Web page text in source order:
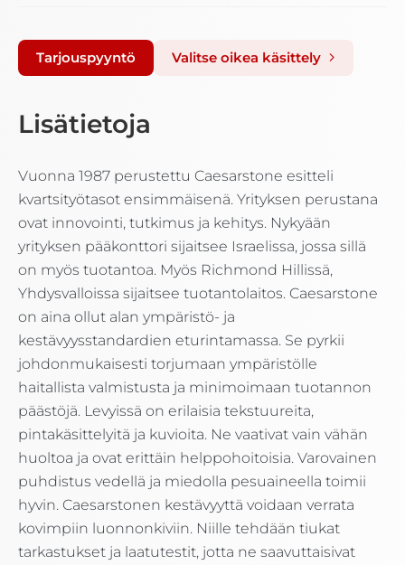
Tarjouspyyntö Valitse oikea käsittely
Lisätietoja
Vuonna 1987 perustettu Caesarstone esitteli
kvartsityötasot ensimmäisenä. Yrityksen perustana
ovat innovointi, tutkimus ja kehitys. Nykyään
yrityksen pääkonttori sijaitsee Israelissa, jossa sillä
on myös tuotantoa. Myös Richmond Hillissä,
Yhdysvalloissa sijaitsee tuotantolaitos. Caesarstone
on aina ollut alan ympäristö- ja
kestävyysstandardien eturintamassa. Se pyrkii
johdonmukaisesti torjumaan ympäristölle
haitallista valmistusta ja minimoimaan tuotannon
päästöjä. Levyissä on erilaisia tekstuureita,
pintakäsittelyitä ja kuvioita. Ne vaativat vain vähän
huoltoa ja ovat erittäin helppohoitoisia. Varovainen
puhdistus vedellä ja miedolla pesuaineella toimii
hyvin. Caesarstonen kestävyyttä voidaan verrata
kovimpiin luonnonkiviin. Niille tehdään tiukat
tarkastukset ja laatutestit, jotta ne saavuttaisivat